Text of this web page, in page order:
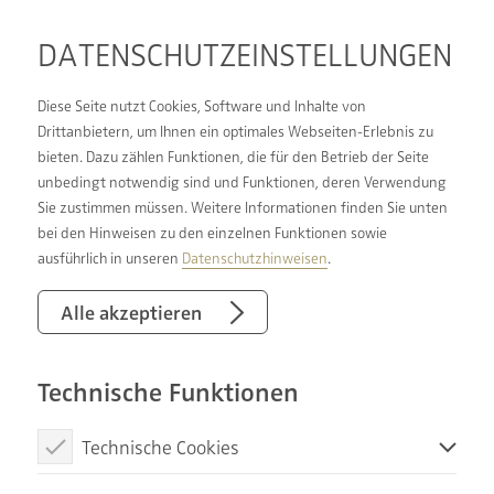
DATENSCHUTZ­EINSTELLUNGEN
Diese Seite nutzt Cookies, Software und Inhalte von
Drittanbietern, um Ihnen ein optimales Webseiten-Erlebnis zu
bieten. Dazu zählen Funktionen, die für den Betrieb der Seite
unbedingt notwendig sind und Funktionen, deren Verwendung
Sie zustimmen müssen. Weitere Informationen finden Sie unten
bei den Hinweisen zu den einzelnen Funktionen sowie
ausführlich in unseren Datenschutzhinweisen.
Alle akzeptieren
Technische Funktionen
Technische Cookies
STAATLICHE
UNTERSTÜTZUNG
SICHERN
MIT FÖRDERKREDITEN
Ganz gleich, ob Sie nur eine Dusche installieren
möchten oder sogar die komplette Sanierung